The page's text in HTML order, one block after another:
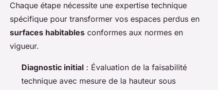
Chaque étape nécessite une expertise technique
spécifique pour transformer vos espaces perdus en
surfaces habitables conformes aux normes en
vigueur.
Diagnostic initial : Évaluation de la faisabilité
technique avec mesure de la hauteur sous